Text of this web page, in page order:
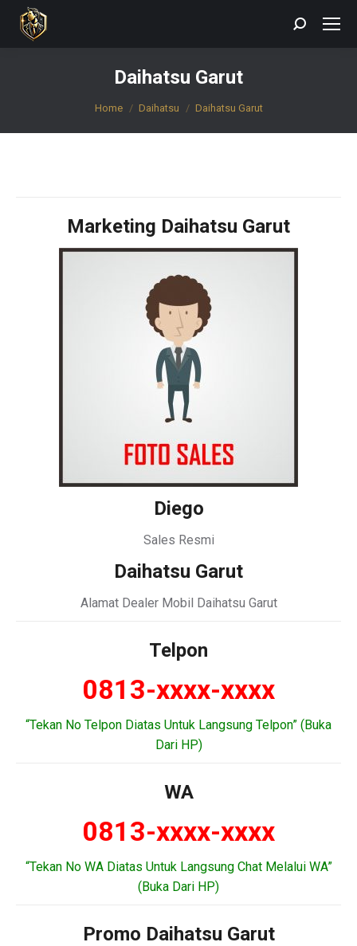
Search:
Daihatsu Garut
You are here:
Home Daihatsu Daihatsu Garut
Marketing Daihatsu Garut
Diego
Sales Resmi
Daihatsu Garut
Alamat Dealer Mobil Daihatsu Garut
Telpon
0813-xxxx-xxxx
“Tekan No Telpon Diatas Untuk Langsung Telpon” (Buka
Dari HP)
WA
0813-xxxx-xxxx
“Tekan No WA Diatas Untuk Langsung Chat Melalui WA”
(Buka Dari HP)
Promo Daihatsu Garut